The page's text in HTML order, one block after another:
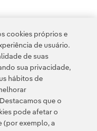
Informação legal
Configuração de cookies
cookies próprios e
de usuário.
de suas
sua privacidade,
hábitos de
que o
pode afetar o
(por exemplo, a